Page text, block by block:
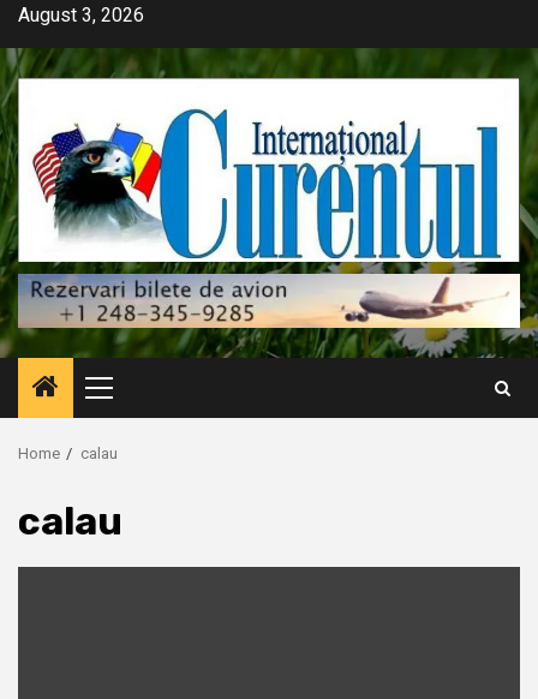
Skip
content
August 3, 2026
Primary
Menu
Home calau
calau